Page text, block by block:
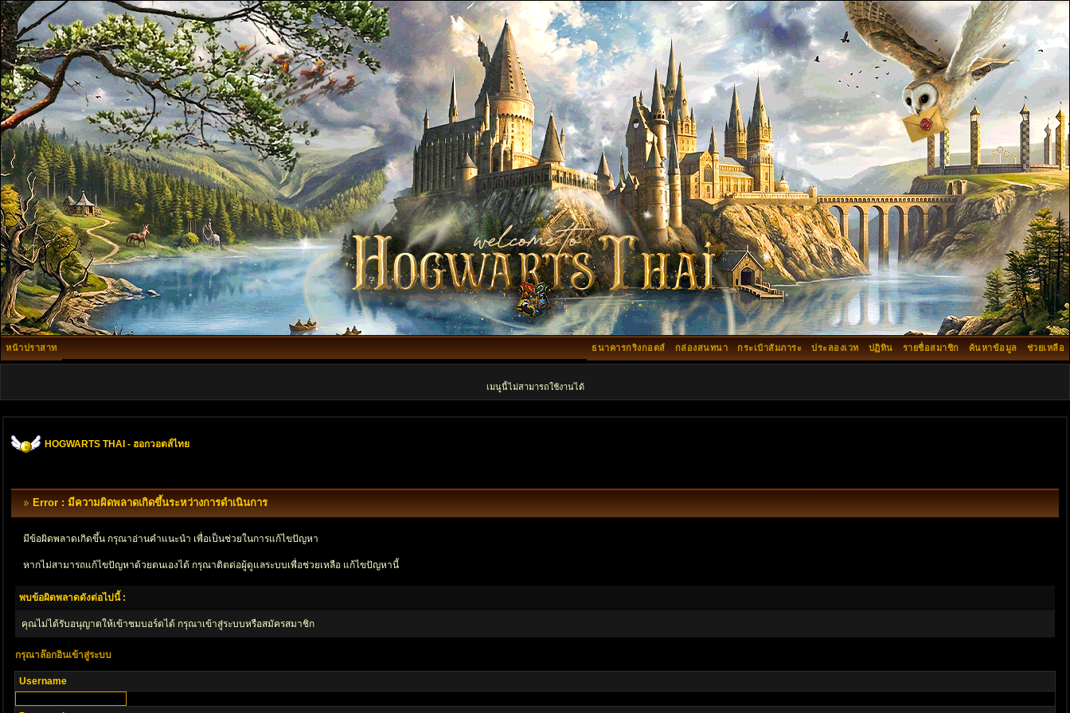
หน้าปราสาท ช่วยเหลือ
ค้นหาข้อมูล
รายชื่อสมาชิก
ปฏิทิน
ประลองเวท
กระเป๋าสัมภาระ
กล่องสนทนา
ธนาคารกริงกอตส์
เมนูนี้ไม่สามารถใช้งานได้
HOGWARTS THAI - ฮอกวอตส์ไทย
Error : มีความผิดพลาดเกิดขึ้นระหว่างการดำเนินการ
มีข้อผิดพลาดเกิดขึ้น กรุณาอ่านคำแนะนำ เพื่อเป็นช่วยในการแก้ไขปัญหา
หากไม่สามารถแก้ไขปัญหาด้วยตนเองได้ กรุณาติตด่อผู้ดูแลระบบเพื่อช่วยเหลือ แก้ไขปัญหานี้
พบข้อผิดพลาดดังต่อไปนี้ :
คุณไม่ได้รับอนุญาตให้เข้าชมบอร์ดได้ กรุณาเข้าสู่ระบบหรือสมัครสมาชิก
กรุณาล๊อกอินเข้าสู่ระบบ
Username